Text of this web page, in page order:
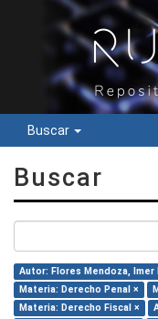
Buscar
Buscar
Autor: Flores Mendoza, Imer
Materia: Derecho Penal ×
Materia: Derecho Fiscal ×